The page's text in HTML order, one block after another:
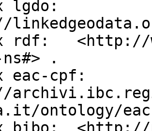
lgdo:
rdf:   <http://
.
eac-cpf:
ontology/